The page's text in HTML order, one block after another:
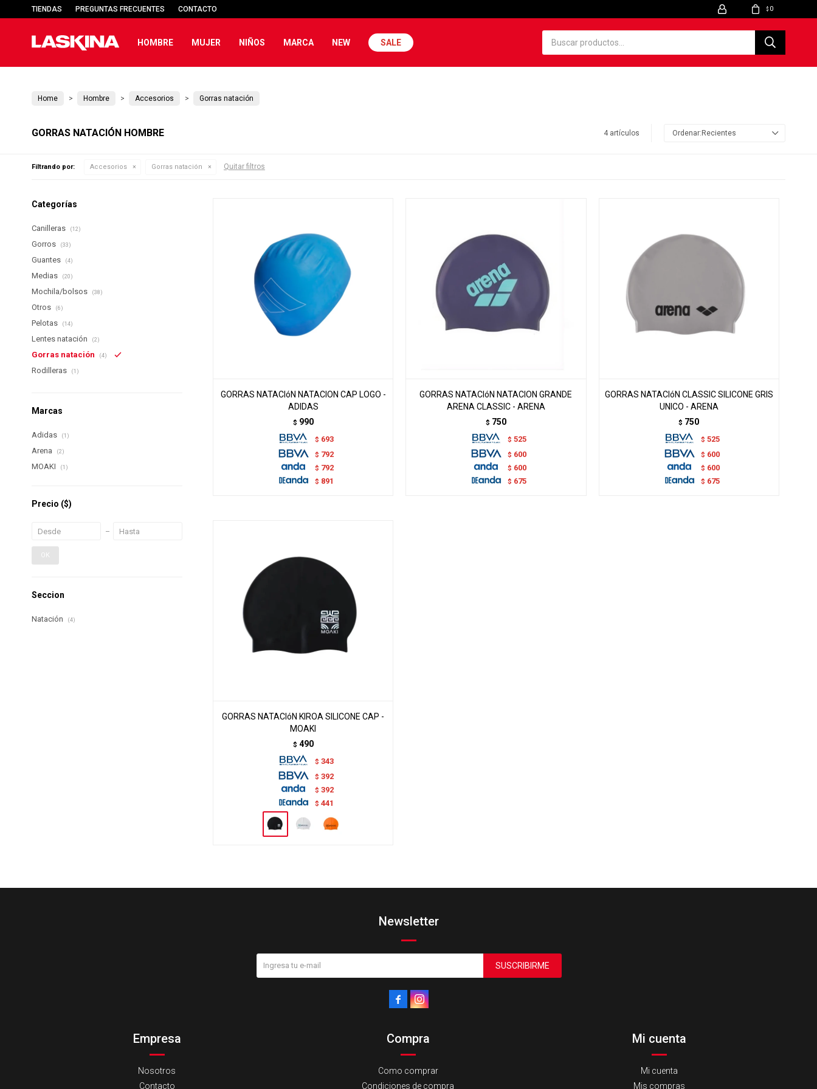
HOMBRE MUJER NIÑOS MARCA NEW SALE
$ 0
TIENDAS PREGUNTAS FRECUENTES CONTACTO
Home Hombre Accesorios Gorras natación
GORRAS NATACIÓN HOMBRE 4 artículos Recientes
Filtrando por: Accesorios Gorras natación Quitar filtros
GORRAS NATACIóN NATACION CAP LOGO -
ADIDAS
$ 990
$ 693
$ 792
$ 792
$ 891
GORRAS NATACIóN NATACION GRANDE
ARENA CLASSIC - ARENA
$ 750
$ 525
$ 600
$ 600
$ 675
GORRAS NATACIóN CLASSIC SILICONE GRIS
UNICO - ARENA
$ 750
$ 525
$ 600
$ 600
$ 675
GORRAS NATACIóN KIROA SILICONE CAP -
MOAKI
$ 490
$ 343
$ 392
$ 392
$ 441
Categorías
Canilleras (12)
Gorros (33)
Guantes (4)
Medias (20)
Mochila/bolsos (38)
Otros (6)
Pelotas (14)
Lentes natación (2)
Gorras natación (4)
Rodilleras (1)
Marcas
Adidas (1)
Arena (2)
MOAKI (1)
Precio ($)
OK
Seccion
Natación (4)
Empresa
Nosotros
Contacto
Compra
Como comprar
Condiciones de compra
Mi cuenta
Mi cuenta
Mis compras
Newsletter
SUSCRIBIRME
 